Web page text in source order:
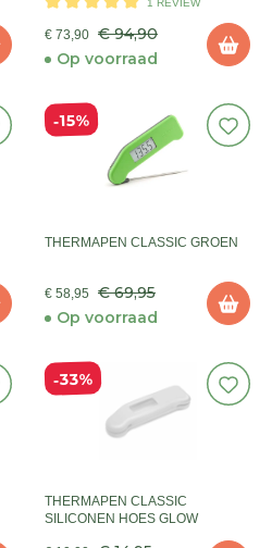
1 REVIEW
€ 73,90 € 94,90
Op voorraad
15%
THERMAPEN CLASSIC GROEN
€ 58,95
€ 69,95
Op voorraad
33%
THERMAPEN CLASSIC
SILICONEN HOES GLOW